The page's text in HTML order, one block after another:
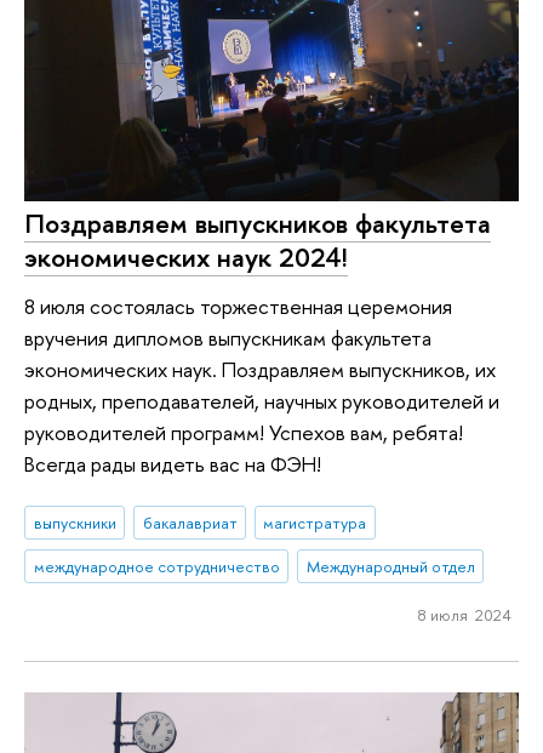
Поздравляем выпускников факультета
экономических наук 2024!
8 июля состоялась торжественная церемония
вручения дипломов выпускникам факультета
экономических наук. Поздравляем выпускников, их
родных, преподавателей, научных руководителей и
руководителей программ! Успехов вам, ребята!
Всегда рады видеть вас на ФЭН!
выпускники бакалавриат
магистратура
международное сотрудничество
Международный отдел
8 июля 2024